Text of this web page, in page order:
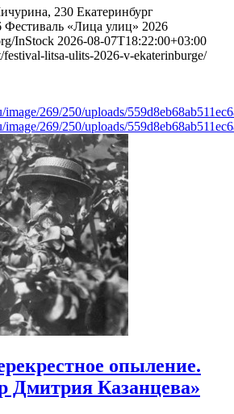
230 Екатеринбург
Фестиваль «Лица улиц» 2026
InStock 2026-08-07T18:22:00+03:00
festival-litsa-ulits-2026-v-ekaterinburge/
image/269/250/uploads/
image/269/250/uploads/
опыление.
Дмитрия Казанцева»